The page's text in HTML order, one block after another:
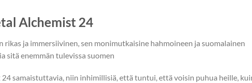
Alchemist 24
ja immersiivinen, sen monimutkaisine hahmoineen ja suomalainen
sitä enemmän tulevissa suomen
samaistuttavia, niin inhimillisiä, että tuntui, että voisin puhua heille,